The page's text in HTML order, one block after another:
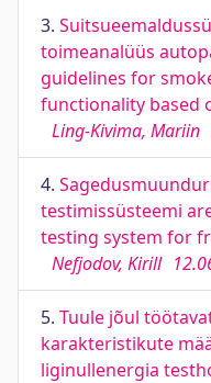
3.
toimeanalüüs
guidelines for
functionality based
Ling-Kivima, Mariin
4.
testimissüsteemi
testing system for
Nefjodov, Kirill
5. Tuule jõul
karakteristikute
liginullenergia